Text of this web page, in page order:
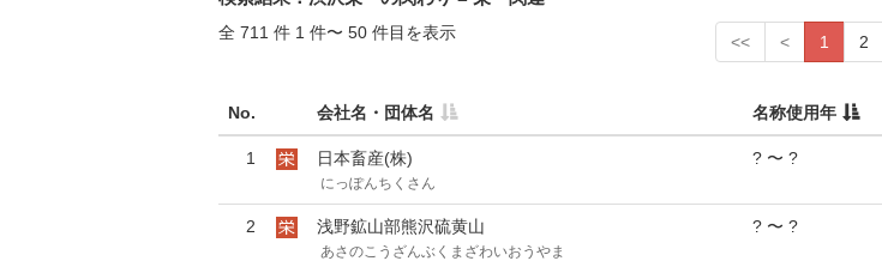
全 711 件 1 件〜 50 件目を表示 << < 1 2
No. 会社名・団体名 名称使用年
1 日本畜産(株)
にっぽんちくさん
? 〜 ?
2 浅野鉱山部熊沢硫黄山
あさのこうざんぶくまざわいおうやま
? 〜 ?